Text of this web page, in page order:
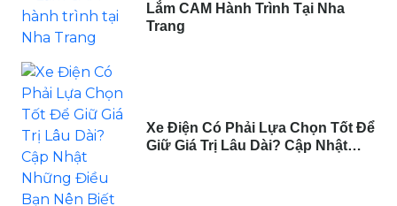
Lắm CAM Hành Trình Tại Nha
Trang
Xe Điện Có Phải Lựa Chọn Tốt Để
Giữ Giá Trị Lâu Dài? Cập Nhật